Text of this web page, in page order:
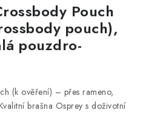
Pouch
pouch),
pouzdro-
(k ověření) – přes rameno,
brašna Osprey s doživotní